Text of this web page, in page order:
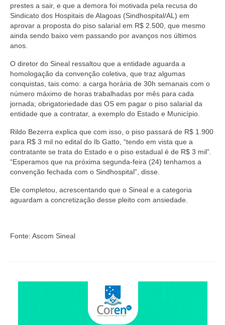
Processos Éticos
Censura Pública
Para Você
Procedimento para registro
Clube de Vantagens
Valores dos serviços
Reserva de auditório
Notícias
Fale Conosco
prestes a sair, e que a demora foi motivada pela recusa do
Sindicato dos Hospitais de Alagoas (Sindhospital/AL) em
aprovar a proposta do piso salarial em R$ 2.500, que mesmo
ainda sendo baixo vem passando por avanços nos últimos
anos.
O diretor do Sineal ressaltou que a entidade aguarda a
homologação da convenção coletiva, que traz algumas
conquistas, tais como: a carga horária de 30h semanais com o
número máximo de horas trabalhadas por mês para cada
jornada; obrigatoriedade das OS em pagar o piso salarial da
entidade que a contratar, a exemplo do Estado e Município.
Rildo Bezerra explica que com isso, o piso passará de R$ 1.900
para R$ 3 mil no edital do Ib Gatto, “tendo em vista que a
contratante se trata do Estado e o piso estadual é de R$ 3 mil”.
“Esperamos que na próxima segunda-feira (24) tenhamos a
convenção fechada com o Sindhospital”, disse.
Ele completou, acrescentando que o Sineal e a categoria
aguardam a concretização desse pleito com ansiedade.
Fonte: Ascom Sineal